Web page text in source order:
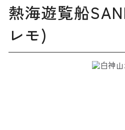
熱海遊覧船
レモ)